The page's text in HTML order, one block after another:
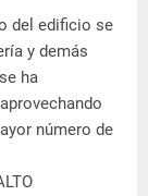
del edificio se
y demás
ha
número de